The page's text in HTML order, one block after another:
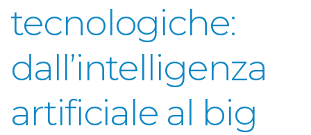
tecnologiche:
dall’intelligenza
artificiale al big